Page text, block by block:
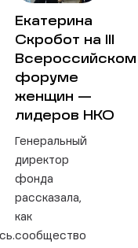
Екатерина
Скробот на III
Всероссийском
форуме
женщин —
лидеров НКО
Генеральный
директор
фонда
рассказала,
как
сообщество